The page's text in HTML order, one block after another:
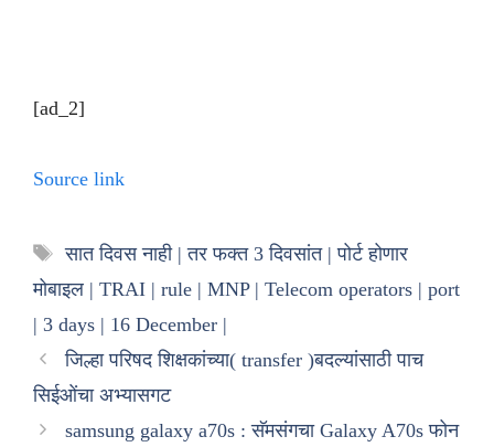
[ad_2]
Source link
Tags
सात दिवस नाही | तर फक्त 3 दिवसांत | पोर्ट होणार
मोबाइल | TRAI | rule | MNP | Telecom operators | port
| 3 days | 16 December |
जिल्हा परिषद शिक्षकांच्या( transfer )बदल्यांसाठी पाच
सिईओंचा अभ्यासगट
samsung galaxy a70s : सॅमसंगचा Galaxy A70s फोन